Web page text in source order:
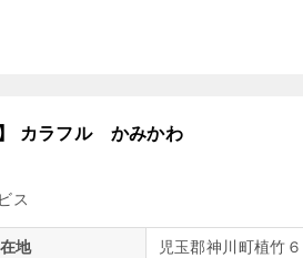
】 カラフル かみかわ
ス
地 児玉郡神川町植竹６